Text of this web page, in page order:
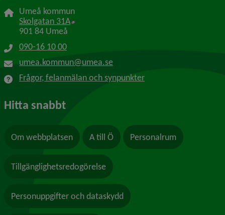
Umeå kommun
Skolgatan 31A Länk till annan webbplats, öppnas i nytt
901 84 Umeå
090-16 10 00
umea.kommun@umea.se
Frågor, felanmälan och synpunkter
Hitta snabbt
Om webbplatsen A till Ö Personalrum
Tillgänglighetsredogörelse
Personuppgifter och dataskydd